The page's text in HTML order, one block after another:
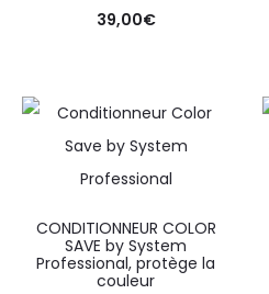
39,00€
CONDITIONNEUR COLOR
SAVE by System
Professional, protège la
couleur